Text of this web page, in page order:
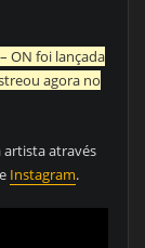
ON foi lançada
agora no
artista através
e Instagram.